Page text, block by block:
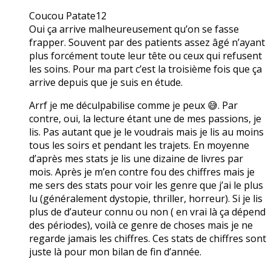
Coucou Patate12
Oui ça arrive malheureusement qu’on se fasse
frapper. Souvent par des patients assez âgé n’ayant
plus forcément toute leur tête ou ceux qui refusent
les soins. Pour ma part c’est la troisième fois que ça
arrive depuis que je suis en étude.
Arrf je me déculpabilise comme je peux 😅. Par
contre, oui, la lecture étant une de mes passions, je
lis. Pas autant que je le voudrais mais je lis au moins
tous les soirs et pendant les trajets. En moyenne
d’après mes stats je lis une dizaine de livres par
mois. Après je m’en contre fou des chiffres mais je
me sers des stats pour voir les genre que j’ai le plus
lu (généralement dystopie, thriller, horreur). Si je lis
plus de d’auteur connu ou non ( en vrai là ça dépend
des périodes), voilà ce genre de choses mais je ne
regarde jamais les chiffres. Ces stats de chiffres sont
juste là pour mon bilan de fin d’année.